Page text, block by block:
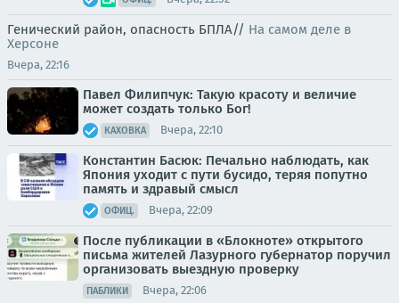
Генический район, опасность БПЛА// На самом деле в
Херсоне
Вчера, 22:16
Павел Филипчук: Такую красоту и величие
может создать только Бог!
КАХОВКА Вчера, 22:10
Константин Басюк: Печально наблюдать, как
Япония уходит с пути бусидо, теряя попутно
память и здравый смысл
ОФИЦ. Вчера, 22:09
После публикации в «Блокноте» открытого
письма жителей Лазурного губернатор поручил
организовать выездную проверку
ПАБЛИКИ Вчера, 22:06